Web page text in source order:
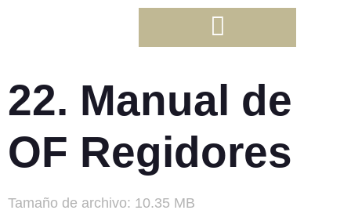
22. Manual de
OF Regidores
Tamaño de archivo: 10.35 MB